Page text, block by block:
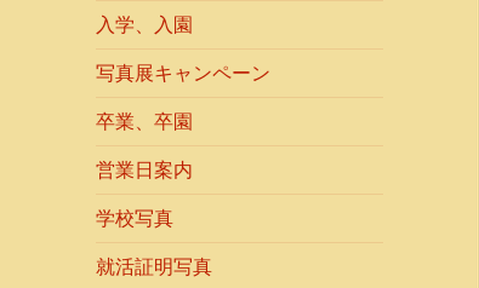
入学、入園
写真展キャンペーン
卒業、卒園
営業日案内
学校写真
就活証明写真